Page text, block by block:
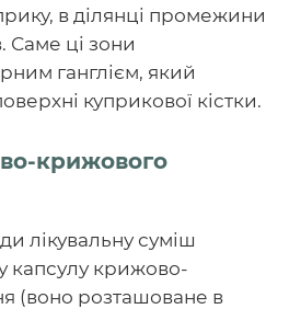
в ділянці промежини
Саме ці зони
ганглієм, який
куприкової кістки.
крижового
лікувальну суміш
капсулу крижово-
(воно розташоване в